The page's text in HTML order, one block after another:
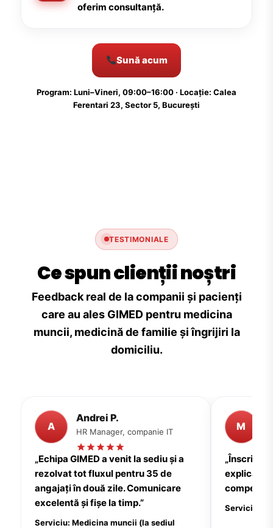
oferim consultanță.
Sună acum
Program: Luni–Vineri, 09:00–16:00 · Locație: Calea
Ferentari 23, Sector 5, București
TESTIMONIALE
Ce spun clienții noștri
Feedback real de la companii și pacienți
care au ales GIMED pentru medicina
muncii, medicină de familie și îngrijiri la
domiciliu.
A
Andrei P.
HR Manager, companie IT
„Echipa GIMED a venit la sediu și a
rezolvat tot fluxul pentru 35 de
angajați în două zile. Comunicare
excelentă și fișe la timp.”
Serviciu: Medicina muncii (la sediul
M
explicații
Serviciu: